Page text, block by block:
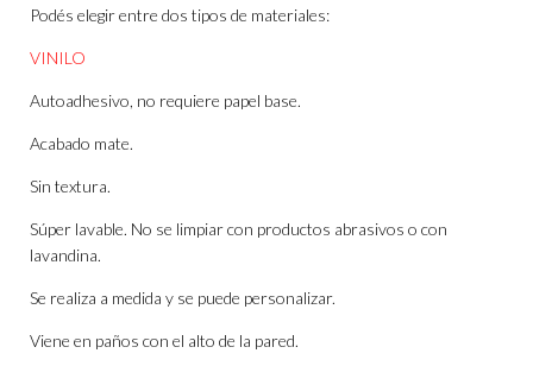
Podés elegir entre dos tipos de materiales:
VINILO
Autoadhesivo, no requiere papel base.
Acabado mate.
Sin textura.
Súper lavable. No se limpiar con productos abrasivos o con
lavandina.
Se realiza a medida y se puede personalizar.
Viene en paños con el alto de la pared.